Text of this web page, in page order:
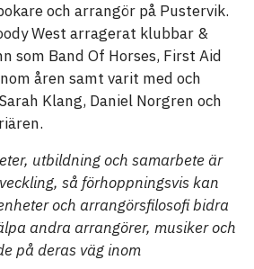
och arrangör på Pustervik.
West arragerat klubbar &
som Band Of Horses, First Aid
åren samt varit med och
Klang, Daniel Norgren och
utbildning och samarbete är
så förhoppningsvis kan
och arrangörsfilosofi bidra
andra arrangörer, musiker och
på deras väg inom